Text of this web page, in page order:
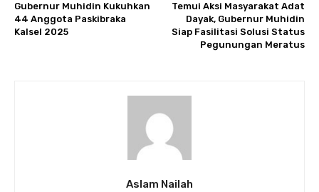
Gubernur Muhidin Kukuhkan
44 Anggota Paskibraka
Kalsel 2025
Temui Aksi Masyarakat Adat
Dayak, Gubernur Muhidin
Siap Fasilitasi Solusi Status
Pegunungan Meratus
Aslam Nailah